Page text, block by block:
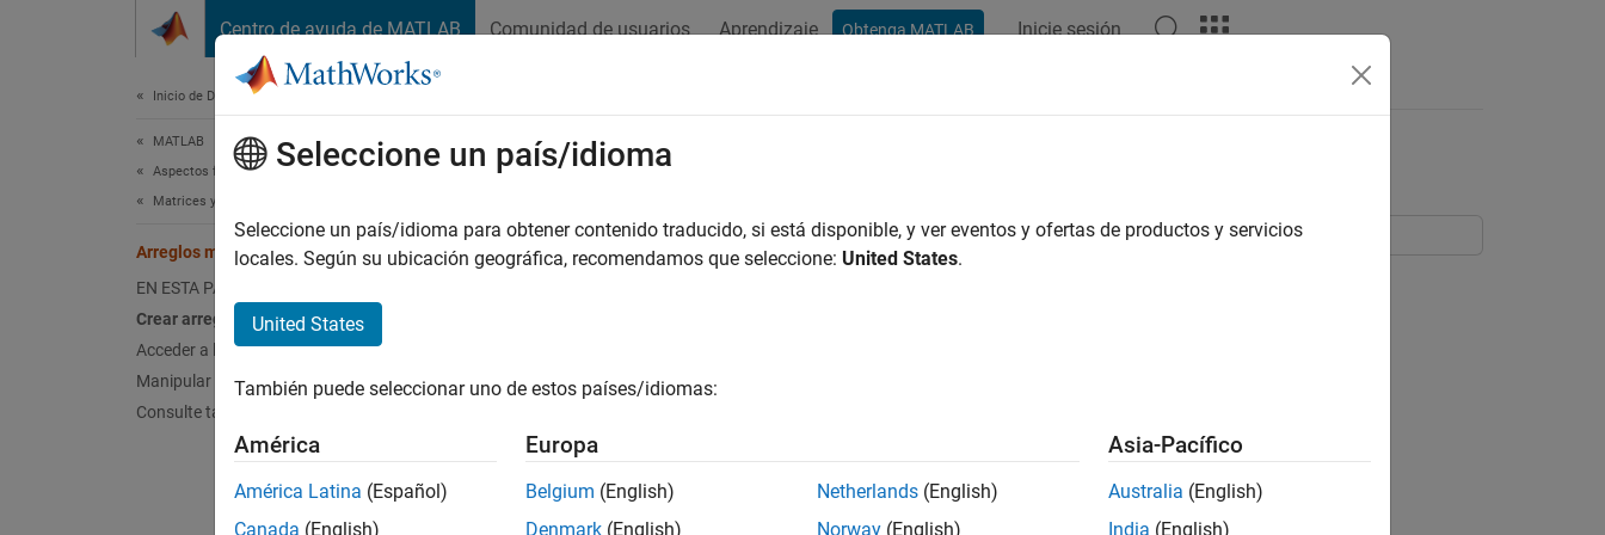
Centro de ayuda de MATLAB Comunidad de usuarios Aprendizaje Obtenga MATLAB Inicie sesión
Inicio de Documentación
MATLAB
Aspectos fundamentales del lenguaje
Matrices y arreglos
Arreglos multidimensionales
EN ESTA PÁGINA
Crear arreglos multidimensionales
Acceder a los elementos
Manipular arreglos
Consulte también
Arreglos multidimensionales
Un arreglo multidimensional en MATLAB® es un arreglo con más de dos dimensiones. En una matriz, las dos
Cada elemento se define mediante dos subíndices, el índice de la fila y el índice de la columna. Los arreglos
Seleccione un país/idioma
Seleccione un país/idioma para obtener contenido traducido, si está disponible, y ver eventos y ofertas de productos y servicios
locales. Según su ubicación geográfica, recomendamos que seleccione: United States.
United States
También puede seleccionar uno de estos países/idiomas:
América
América Latina (Español)
Canada (English)
Europa
Belgium (English)
Denmark (English)
Netherlands (English)
Norway (English)
Asia-Pacífico
Australia (English)
India (English)